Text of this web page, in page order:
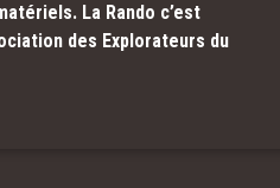
La Rando c’est
des Explorateurs du